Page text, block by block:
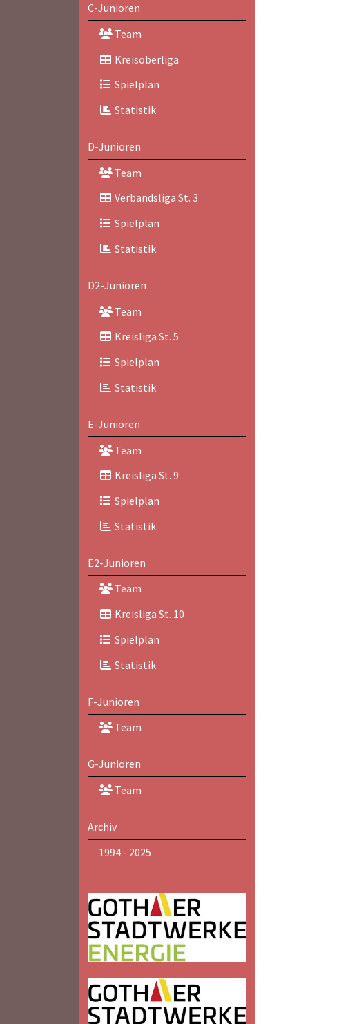
C-Junioren
Team
Kreisoberliga
Spielplan
Statistik
D-Junioren
Team
Verbandsliga St. 3
Spielplan
Statistik
D2-Junioren
Team
Kreisliga St. 5
Spielplan
Statistik
E-Junioren
Team
Kreisliga St. 9
Spielplan
Statistik
E2-Junioren
Team
Kreisliga St. 10
Spielplan
Statistik
F-Junioren
Team
G-Junioren
Team
Archiv
1994 - 2025